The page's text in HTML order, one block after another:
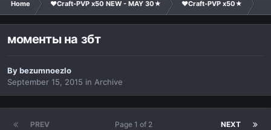
Home ❤Craft-PVP x50 NEW - MAY 30★ ❤Craft-PVP x50★
моменты на збт
Bybezumnoezlo
September 15, 2015 in Archive
PREV NEXT
Page 1 of 2